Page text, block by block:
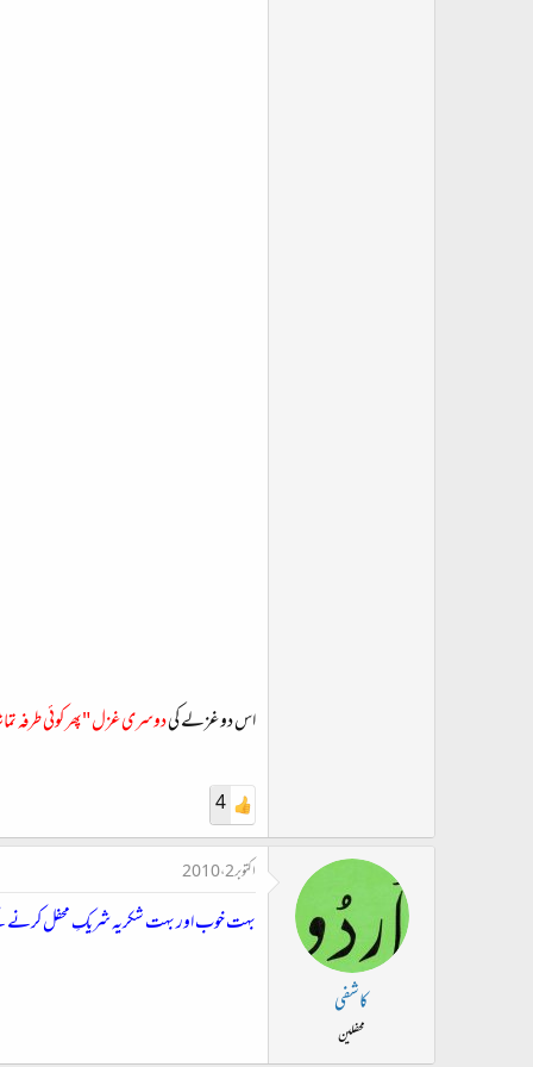
اس دو غزلے کیدوسری غزل "پھر کوئی طرفہ
4
کاشفی
محفلین
اکتوبر 2، 2010
بہت خوب اور بہت شکریہ شریکِ محفل کرنے